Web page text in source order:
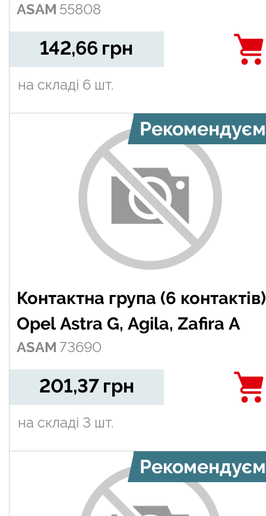
ASAM 55808
142,66 грн
на складі 6 шт.
Контактна група (6 контактів)
Opel Astra G, Agila, Zafira A
ASAM 73690
201,37 грн
на складі 3 шт.